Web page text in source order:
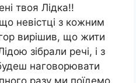
твоя Лідка!!
невістці з кожним
вирішив, що жити
зібрали речі, і з
наговорювати